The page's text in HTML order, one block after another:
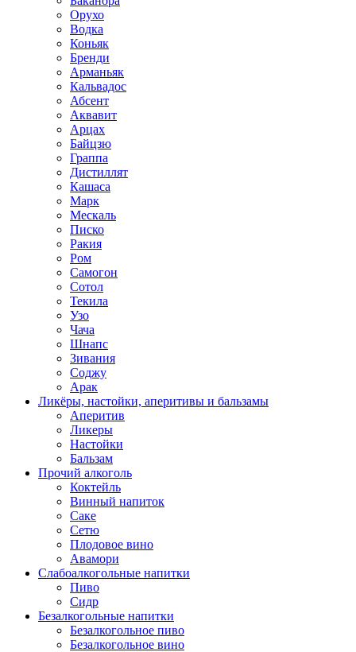
Орухо
Водка
Коньяк
Бренди
Арманьяк
Кальвадос
Абсент
Аквавит
Арцах
Байцзю
Граппа
Дистиллят
Кашаса
Марк
Мескаль
Писко
Ракия
Ром
Самогон
Сотол
Текила
Узо
Чача
Шнапс
Зивания
Соджу
Арак
Ликёры, настойки, аперитивы и бальзамы
Аперитив
Ликеры
Настойки
Бальзам
Прочий алкоголь
Коктейль
Винный напиток
Саке
Сетю
Плодовое вино
Авамори
Слабоалкогольные напитки
Пиво
Сидр
Безалкогольные напитки
Безалкогольное пиво
Безалкогольное вино